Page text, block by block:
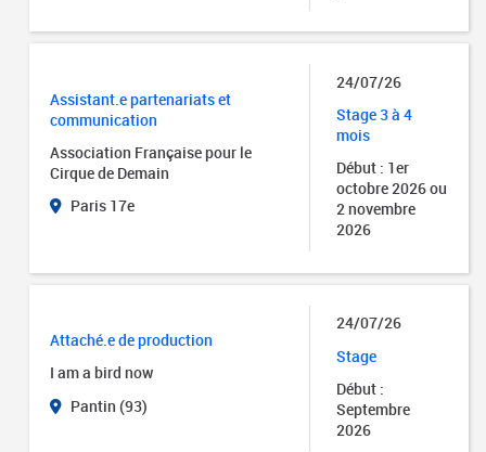
Assistant.e partenariats et
communication
Association Française pour le
Cirque de Demain
Paris 17e
24/07/26
Stage 3 à 4
mois
Début : 1er
octobre 2026 ou
2 novembre
2026
Attaché.e de production
I am a bird now
Pantin (93)
24/07/26
Stage
Début :
Septembre
2026